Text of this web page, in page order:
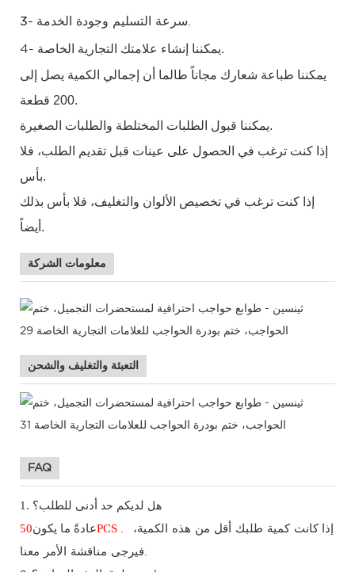
3-
4-
يمكننا إنشاء علامتك التجارية الخاصة.
يمكننا طباعة شعارك مجاناً طالما أن إجمالي الكمية يصل إلى
200 قطعة.
يمكننا قبول الطلبات المختلطة والطلبات الصغيرة.
إذا كنت ترغب في الحصول على عينات قبل تقديم الطلب، فلا
بأس.
إذا كنت ترغب في تخصيص الألوان والتغليف، فلا بأس بذلك
أيضاً.
معلومات الشركة
التعبئة والتغليف والشحن
FAQ
1. هل لديكم حد أدنى للطلب؟
عادةً ما يكون50 PCS إذا كانت كمية طلبك أقل من هذه الكمية،